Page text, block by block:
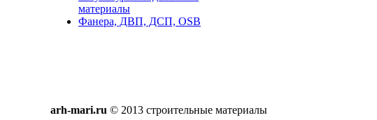
материалы
Фанера, ДВП, ДСП, OSB
arh-mari.ru © 2013 строительные материалы